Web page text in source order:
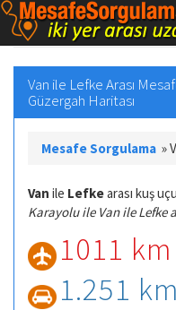
Van ile Lefke Arası
Güzergah Haritası
Mesafe Sorgulama »
Van ile Lefkearası kuş
Karayolu ile Van ile Lefke
1011 km
1.251 km